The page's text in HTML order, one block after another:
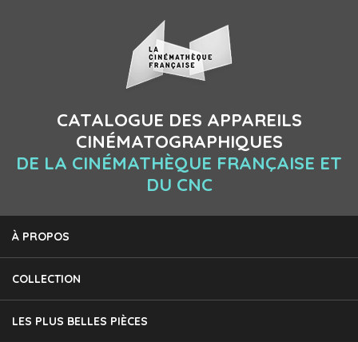
CATALOGUE DES APPAREILS
CINÉMATOGRAPHIQUES
DE LA CINÉMATHÈQUE FRANÇAISE ET
DU CNC
À PROPOS
COLLECTION
LES PLUS BELLES PIÈCES